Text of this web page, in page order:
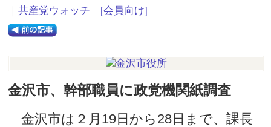
｜共産党ウォッチ [会員向け]
金沢市、幹部職員に政党機関紙調査
金沢市は２月19日から28日まで、課長